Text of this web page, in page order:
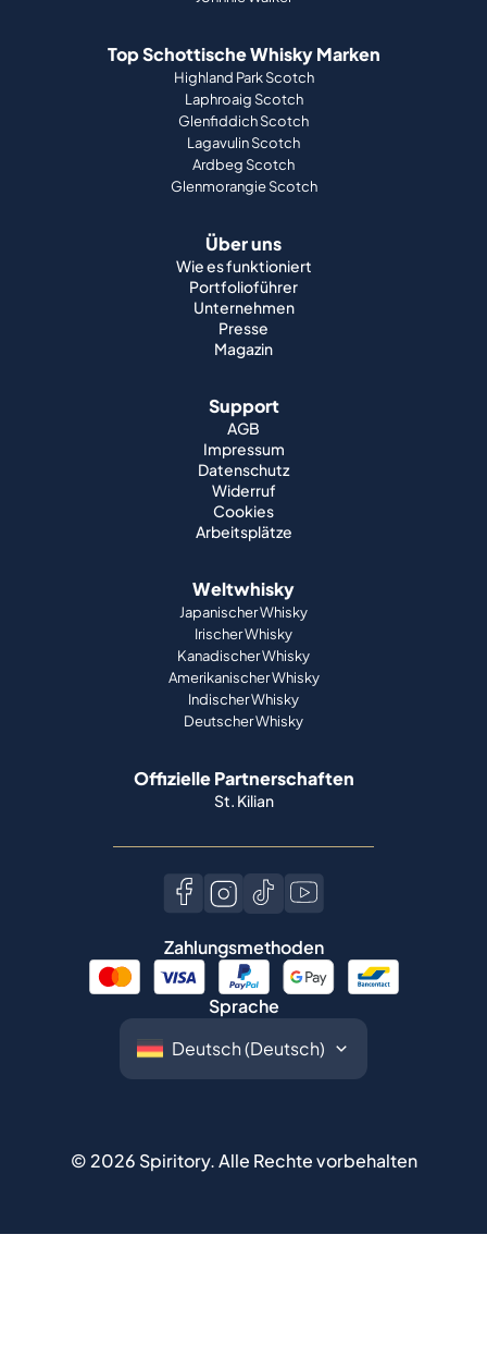
Top Schottische Whisky Marken
Highland Park Scotch
Laphroaig Scotch
Glenfiddich Scotch
Lagavulin Scotch
Ardbeg Scotch
Glenmorangie Scotch
Über uns
Wie es funktioniert
Portfolioführer
Unternehmen
Presse
Magazin
Support
AGB
Impressum
Datenschutz
Widerruf
Cookies
Arbeitsplätze
Weltwhisky
Japanischer Whisky
Irischer Whisky
Kanadischer Whisky
Amerikanischer Whisky
Indischer Whisky
Deutscher Whisky
Offizielle Partnerschaften
St. Kilian
Zahlungsmethoden
Sprache
© 2026 Spiritory.Alle Rechte vorbehalten